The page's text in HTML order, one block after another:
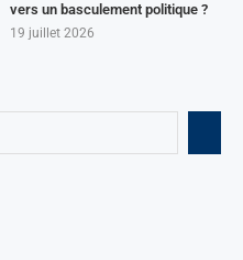
vers un basculement politique ?
19 juillet 2026